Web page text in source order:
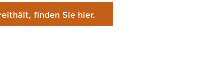
finden Sie hier.